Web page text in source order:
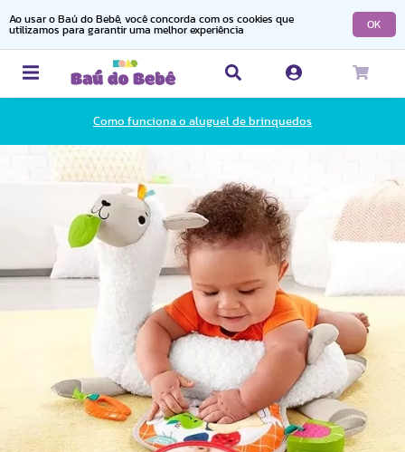
Ao usar o Baú do Bebê, você concorda com os cookies que
utilizamos para garantir uma melhor experiência
OK
Como funciona o aluguel de brinquedos